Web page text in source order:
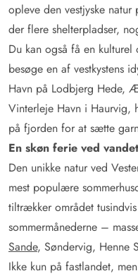
opleve den vestjyske
der flere shelterpladser,
Du kan også få en
besøge en af vestkystens
Havn på Lodbjerg Hede,
Vinterleje Havn i Haurvig,
på fjorden for at sætte
En skøn ferie ved vandet
Den unikke natur ved
mest populære
tiltrækker området
sommermånederne –
Sande, Søndervig, Henne
Ikke kun på fastlandet,